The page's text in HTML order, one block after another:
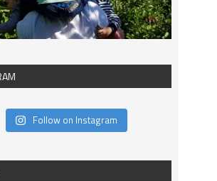
Follow on Instagram